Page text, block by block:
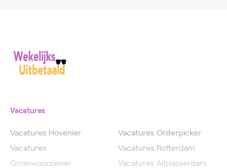
Vacatures
Vacatures Hovenier
Vacatures
Groenvoorziener
Vacatures Orderpicker
Vacatures Rotterdam
Vacatures Alblasserdam